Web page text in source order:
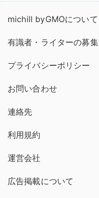
michill byGMOについて
有識者・ライターの募集
プライバシーポリシー
お問い合わせ
連絡先
利用規約
運営会社
広告掲載について